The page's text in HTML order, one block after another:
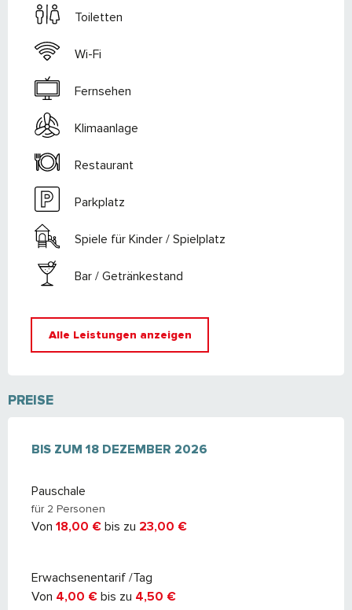
Toiletten
Wi-Fi
Fernsehen
Klimaanlage
Restaurant
Parkplatz
Spiele für Kinder / Spielplatz
Bar / Getränkestand
Alle Leistungen anzeigen
PREISE
AB9 FEBRUAR 2026BIS ZUM
BIS ZUM 18 DEZEMBER 2026
Pauschale
für 2 Personen
Von 18,00 € bis zu 23,00 €
Erwachsenentarif /Tag
Von 4,00 € bis zu 4,50 €